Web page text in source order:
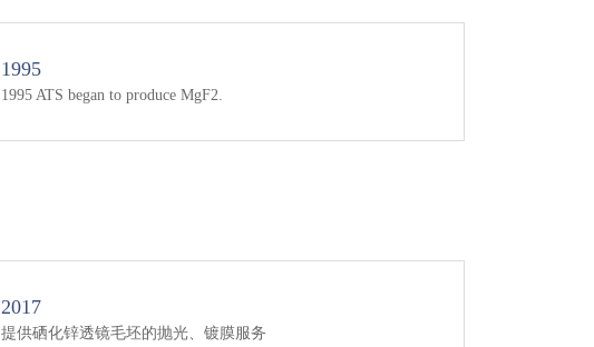
1995
1995 ATS began to produce MgF2.
2017
提供硒化锌透镜毛坯的抛光、镀膜服务